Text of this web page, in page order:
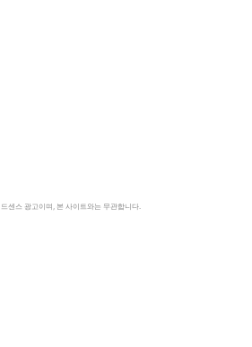
센스 광고이며, 본 사이트와는 무관합니다.